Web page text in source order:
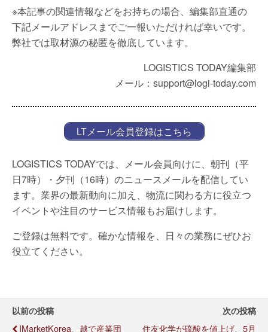
※本記事の関連情報などをお持ちの場合、編集部直通の
下記メールアドレスまでご一報いただければ幸いです。
弊社では取材源の秘匿を徹底しています。
LOGISTICS TODAY編集部
メール：support@logi-today.com
LTメール会員登録はこちら
LOGISTICS TODAYでは、メール会員向けに、朝刊（平
日7時）・夕刊（16時）のニュースメールを配信してい
ます。業界の最新動向に加え、物流に関わる方に役立つ
イベントや注目のサービス情報もお届けします。
ご登録は無料です。確かな情報を、日々の業務にぜひお
役立てください。
以前の投稿
IMarketKorea、越で産業団
次の投稿
住友化学が硫酸を値上げ、5月